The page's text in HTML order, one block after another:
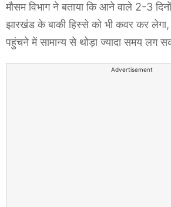
मौसम विभाग ने बताया कि आने वाले 2-3
झारखंड के बाकी हिस्से को भी कवर कर
पहुंचने में सामान्य से थोड़ा ज्यादा समय लग
Advertisement